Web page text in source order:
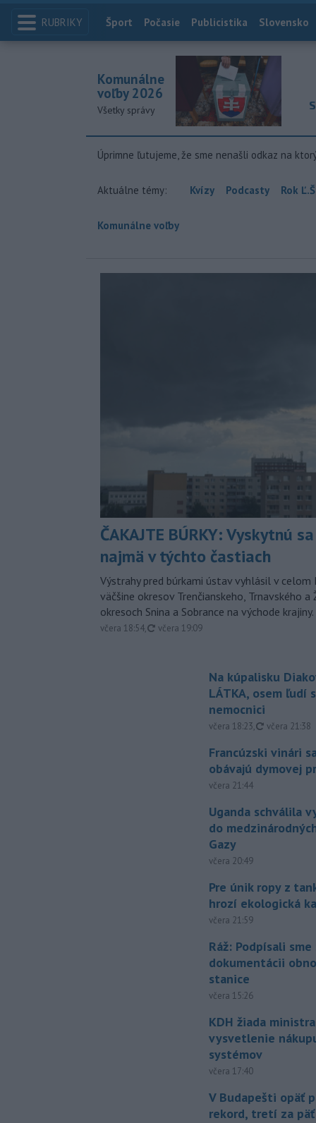
RUBRIKY Index
Šport Počasie Publicistika Slovensko
Komunálne
voľby 2026
Všetky správy
Úprimne ľutujeme, že sme nenašli odkaz na
Aktuálne témy: Kvízy Podcasty Rok
Komunálne voľby
ČAKAJTE BÚRKY: Vyskytnú
najmä v týchto častiach
Výstrahy pred búrkami ústav vyhlásil v
väčšine okresov Trenčianskeho, Trnavského a
okresoch Snina a Sobrance na východe krajiny.
včera 18:54, aktualizované
včera 19:09
Na kúpalisku
LÁTKA, osem ľudí
nemocnici
včera 18:23, aktualizované
včera 21:38
Francúzski vinári
obávajú dymovej
včera 21:44
Uganda schválila
do
Gazy
včera 20:49
Pre únik ropy z
hrozí ekologická
včera 21:59
Ráž: Podpísali
dokumentácii
stanice
včera 15:26
KDH žiada
vysvetlenie
systémov
včera 17:40
V Budapešti opäť
rekord, tretí za